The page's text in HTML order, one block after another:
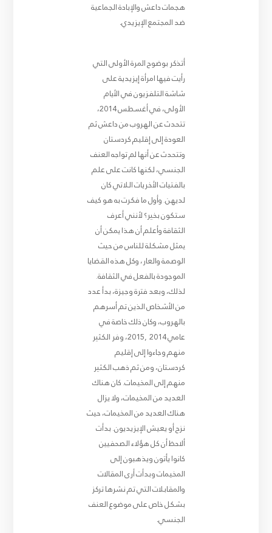
هجمات داعش والإبادة الجماعية
ضد المجتمع الإيزيدي.
أتذكر بوضوح المرة الأولى التي
رأيت فيها امرأة إيزيدية على
شاشة التلفزيون في الأيام
الأولى، في أغسطس 2014،
تتحدث عن الهروب من داعش ثم
العودة إلى إقليم كردستان
وتتحدث عن أنها لم تواجه العنف
الجنسي، لكنها كانت على علم
بالفتيات الأخريات اللاتي كان
لديهن. وأول ما فكرت به هو كيف
ستكون بخير؟ لأنني أعرف
الثقافة وأعلم أن هذا يمكن أن
يمثل مشكلة للناس من حيث
الوصمة والعار، وكل هذه القضايا
الموجودة بالفعل في الثقافة.
لذلك، وبعد فترة وجيزة، بدأ عدد
من الأشخاص الذين تم أسرهم
بالهروب، وكان ذلك خاصة في
عامي 2014 ,2015، وفر الكثير
منهم وجاءوا إلى إقليم
كردستان، ومن ثم ذهب الكثير
منهم إلى المخيمات. كان هناك
العديد من المخيمات، ولا يزال
هناك العديد من المخيمات، حيث
نزح أو يعيش الإيزيديون. بدأت
ألاحظ أن كل هؤلاء الصحفيين
كانوا يأتون ويذهبون إلى
المخيمات وبدأت أرى المقالات
والمقابلات التي تم نشرها تركز
بشكل خاص على موضوع العنف
الجنسي.